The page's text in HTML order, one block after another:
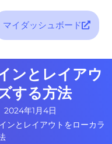
マイダッシュボード
ンとレイアウ
する方法
2024年1月4日
ンとレイアウトをローカラ